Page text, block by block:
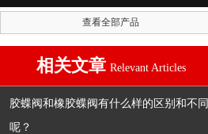
查看全部产品
相关文章 Relevant Articles
胶蝶阀和橡胶蝶阀有什么样的区别和不同
呢？